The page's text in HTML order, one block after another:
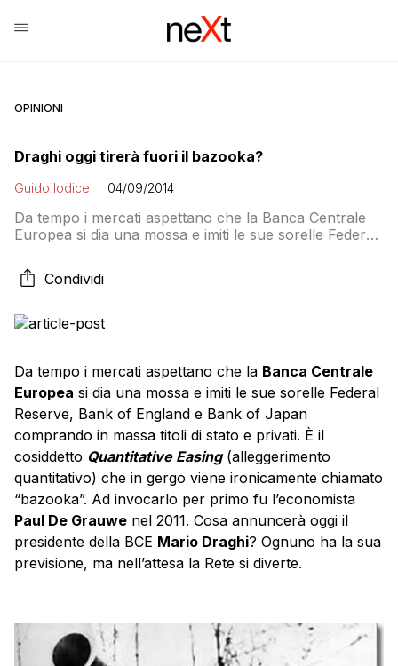
OPINIONI
Draghi oggi tirerà fuori il bazooka?
Guido Iodice 04/09/2014
Da tempo i mercati aspettano che la Banca Centrale
Europea si dia una mossa e imiti le sue sorelle Federal
comprando in massa titoli di stato e privati. È il
cosiddetto Quantitative Easing (alleggerimento
“bazooka”. Ad invocarlo per primo fu […]
Condividi
Da tempo i mercati aspettano che la Banca Centrale
Europea si dia una mossa e imiti le sue sorelle Federal
Reserve, Bank of England e Bank of Japan
comprando in massa titoli di stato e privati. È il
cosiddetto Quantitative Easing(alleggerimento
quantitativo) che in gergo viene ironicamente chiamato
“bazooka”. Ad invocarlo per primo fu l’economista
Paul De Grauwe nel 2011. Cosa annuncerà oggi il
presidente della BCE Mario Draghi? Ognuno ha la sua
previsione, ma nell’attesa la Rete si diverte.